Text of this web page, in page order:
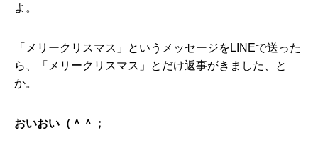
よ。
「メリークリスマス」というメッセージをLINEで送った
ら、「メリークリスマス」とだけ返事がきました、と
か。
おいおい（＾＾；